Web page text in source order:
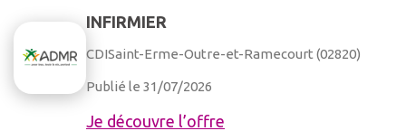
INFIRMIER
CDISaint-Erme-Outre-et-Ramecourt (02820)
Publié le 31/07/2026
Je découvre l’offre